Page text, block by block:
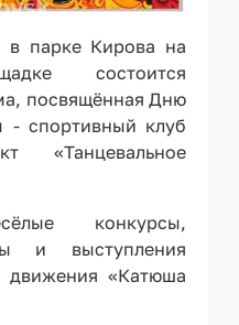
парке Кирова на
состоится
посвящённая Дню
- спортивный клуб
«Танцевальное
конкурсы,
и выступления
движения «Катюша